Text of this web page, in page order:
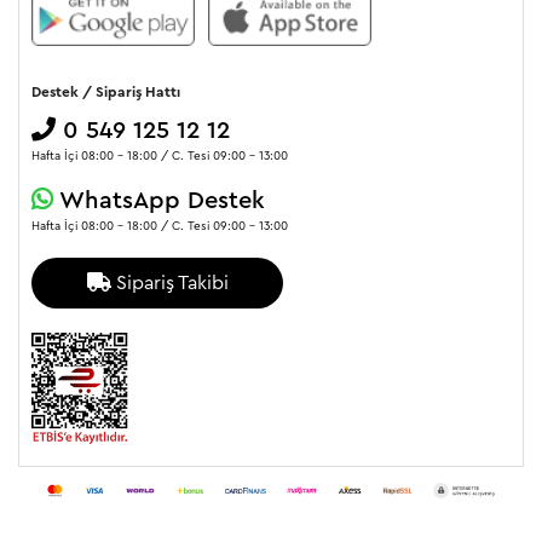
Havuzun büyüklüğü:Havuzun hacmi, pompanın debisini belirler.
Filtre sistemi:Pompa, filtre sistemiyle uyumlu olmalıdır.
Ses seviyesi:Gürültü seviyesi düşük bir pompa tercih etmek
önemlidir.
Pompa sehpasının malzemesi:
plastikten üretilmiş bir sehpa tercih etmelisiniz.
Destek / Sipariş Hattı
0 549 125 12 12
Hafta İçi 08:00 - 18:00 / C. Tesi 09:00 - 13:00
WhatsApp Destek
Hafta İçi 08:00 - 18:00 / C. Tesi 09:00 - 13:00
Sipariş Takibi